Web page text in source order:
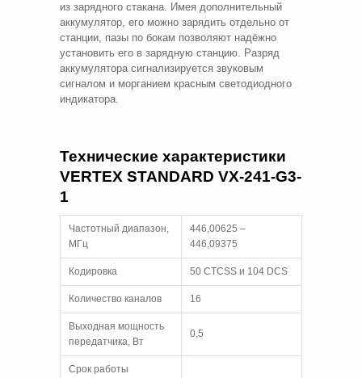
из зарядного стакана. Имея дополнительный
аккумулятор, его можно зарядить отдельно от
станции, пазы по бокам позволяют надёжно
установить его в зарядную станцию. Разряд
аккумулятора сигнализируется звуковым
сигналом и морганием красным светодиодного
индикатора.
Технические характеристики
VERTEX STANDARD VX-241-G3-
1
Частотный диапазон,
МГц
446,00625 –
446,09375
Кодировка 50 CTCSS и 104 DCS
Количество каналов 16
Выходная мощность
передатчика, Вт
0,5
Срок работы